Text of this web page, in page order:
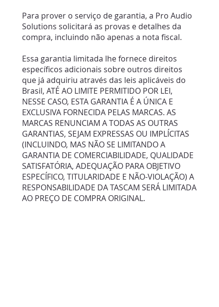
Para prover o serviço de garantia, a Pro Audio
Solutions solicitará as provas e detalhes da
compra, incluindo não apenas a nota fiscal.
Essa garantia limitada lhe fornece direitos
específicos adicionais sobre outros direitos
que já adquiriu através das leis aplicáveis do
Brasil, ATÉ AO LIMITE PERMITIDO POR LEI,
NESSE CASO, ESTA GARANTIA É A ÚNICA E
EXCLUSIVA FORNECIDA PELAS MARCAS. AS
MARCAS RENUNCIAM A TODAS AS OUTRAS
GARANTIAS, SEJAM EXPRESSAS OU IMPLÍCITAS
(INCLUINDO, MAS NÃO SE LIMITANDO A
GARANTIA DE COMERCIABILIDADE, QUALIDADE
SATISFATÓRIA, ADEQUAÇÃO PARA OBJETIVO
ESPECÍFICO, TITULARIDADE E NÃO-VIOLAÇÃO) A
RESPONSABILIDADE DA TASCAM SERÁ LIMITADA
AO PREÇO DE COMPRA ORIGINAL.